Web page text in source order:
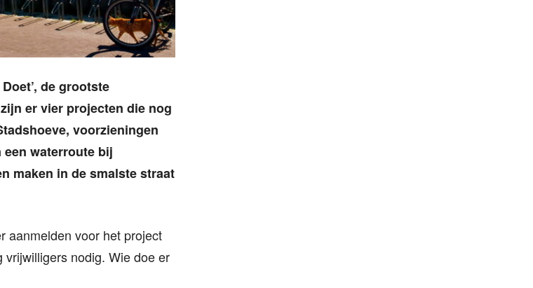
de grootste
er vier projecten die nog
voorzieningen
waterroute bij
maken in de smalste straat
aanmelden voor het project
nodig. Wie doe er